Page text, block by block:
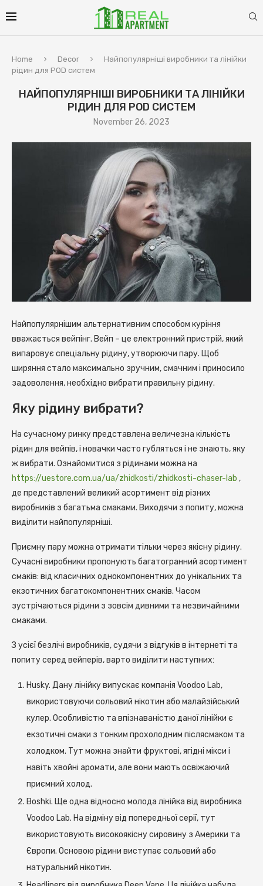
Home Decor
Найпопулярніші виробники та лінійки
рідин для POD систем
НАЙПОПУЛЯРНІШІ ВИРОБНИКИ ТА ЛІНІЙКИ
РІДИН ДЛЯ POD СИСТЕМ
November 26, 2023
Найпопулярнішим альтернативним способом куріння
вважається вейпінг. Вейп – це електронний пристрій, який
випаровує спеціальну рідину, утворюючи пару. Щоб
ширяння стало максимально зручним, смачним і приносило
задоволення, необхідно вибрати правильну рідину.
Яку рідину вибрати?
На сучасному ринку представлена величезна кількість
рідин для вейпів, і новачки часто губляться і не знають, яку
ж вибрати. Ознайомитися з рідинами можна на
https://uestore.com.ua/ua/zhidkosti/zhidkosti-chaser-lab ,
де представлений великий асортимент від різних
виробників з багатьма смаками. Виходячи з попиту, можна
виділити найпопулярніші.
Приємну пару можна отримати тільки через якісну рідину.
Сучасні виробники пропонують багатогранний асортимент
смаків: від класичних однокомпонентних до унікальних та
екзотичних багатокомпонентних смаків. Часом
зустрічаються рідини з зовсім дивними та незвичайними
смаками.
З усієї безлічі виробників, судячи з відгуків в інтернеті та
попиту серед вейперів, варто виділити наступних:
Husky. Дану лінійку випускає компанія Voodoo Lab,
використовуючи сольовий нікотин або малайзійський
кулер. Особливістю та впізнаваністю даної лінійки є
екзотичні смаки з тонким прохолодним післясмаком та
холодком. Тут можна знайти фруктові, ягідні мікси і
навіть хвойні аромати, але вони мають освіжаючий
приємний холод.
Boshki. Ще одна відносно молода лінійка від виробника
Voodoo Lab. На відміну від попередньої серії, тут
використовують високоякісну сировину з Америки та
Європи. Основою рідини виступає сольовий або
натуральний нікотин.